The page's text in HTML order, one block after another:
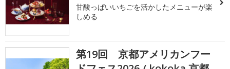
甘酸っぱいいちごを活かしたメニューが楽
しめる
第19回 京都アメリカンフー